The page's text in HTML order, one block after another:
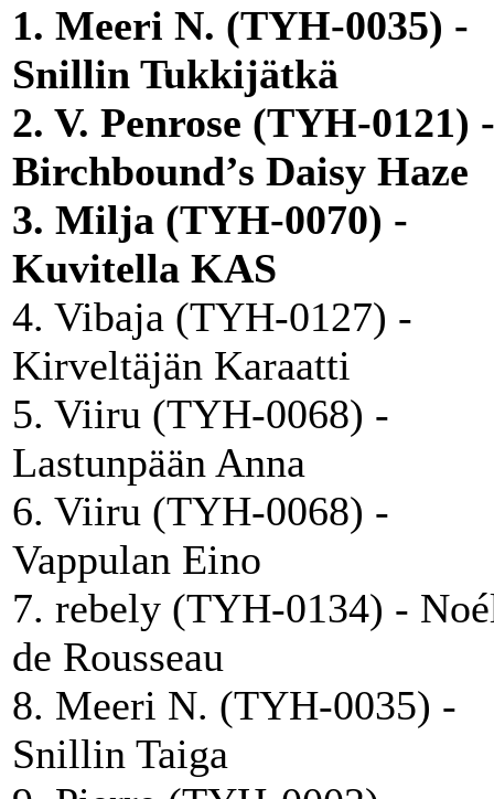
1. Meeri N. (TYH-0035) -
Snillin Tukkijätkä
2. V. Penrose (TYH-0121) -
Birchbound’s Daisy Haze
3. Milja (TYH-0070) -
Kuvitella KAS
4. Vibaja (TYH-0127) -
Kirveltäjän Karaatti
5. Viiru (TYH-0068) -
Lastunpään Anna
6. Viiru (TYH-0068) -
Vappulan Eino
7. rebely (TYH-0134) -
de Rousseau
8. Meeri N. (TYH-0035) -
Snillin Taiga